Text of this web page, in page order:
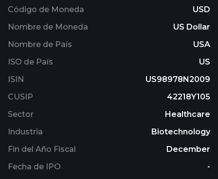
Código de Moneda
USD
Nombre de Moneda
US Dollar
Nombre de País
USA
ISO de País
US
ISIN
US98978N2009
CUSIP
42218Y105
Sector
Healthcare
Industria
Biotechnology
Fin del Año Fiscal
December
Fecha de IPO
-